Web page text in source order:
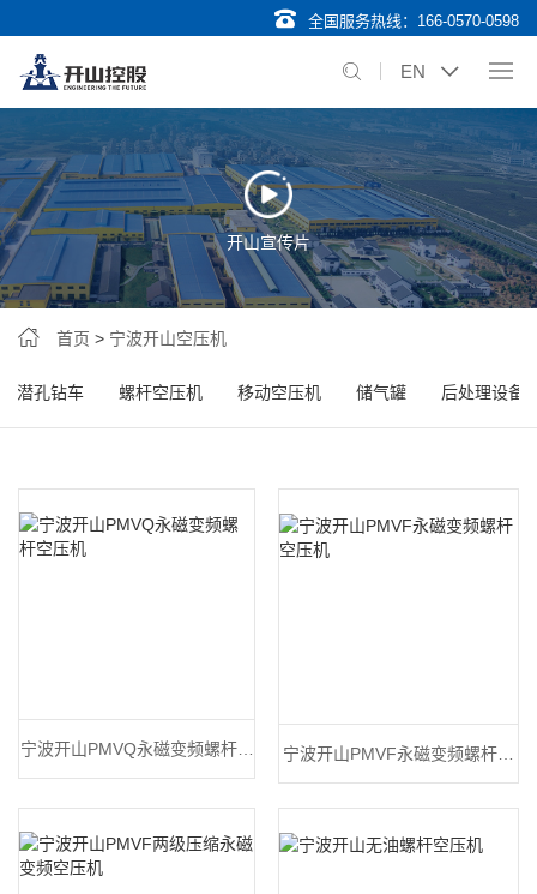
全国服务热线： 166-0570-0598
EN
开山宣传片
首页 > 宁波开山空压机
潜孔钻车 螺杆空压机 移动空压机 储气罐 后处理设备
宁波开山PMVQ永磁变频螺杆空
压机
宁波开山PMVF永磁变频螺杆空
压机